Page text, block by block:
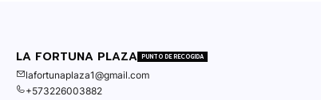
LA FORTUNA PLAZA PUNTO DE RECOGIDA
lafortunaplaza1@gmail.com
+573226003882